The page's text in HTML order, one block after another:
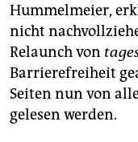
Hummelmeier,
nicht
Relaunch von
Barrierefreiheit
Seiten nun von
gelesen werden.